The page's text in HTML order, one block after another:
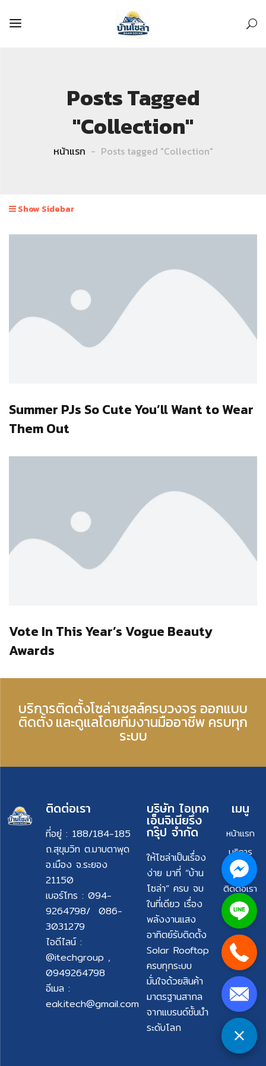
Posts Tagged
"Collection"
หน้าแรก Posts tagged "Collection"
Show Sidebar
Summer PJs So Cute You’ll Want to Wear
Them Out
Vote In This Year’s Vogue Beauty
Awards
บริการติดตั้งโซล่าเซลล์ครบวงจร ออกแบบ
ติดตั้ง และดูแลโดยทีมงานมืออาชีพ ครบทุก
ระบบ
ติดต่อเรา
ที่อยู่ : 188/184-185
ถ.สุขุมวิท ต.มาบตาพุด
อ.เมือง จ.ระยอง
21150
เบอร์โทร : 094-
9264798/ 086-
3031279
ไอดีไลน์ :
@itechgroup ,
0949264798
อีเมล :
eak.itech@gmail.com
บริษัท ไอเทค
เอ็นจิเนียรึ่ง
กรุ๊ป จำกัด
ให้โซล่าเป็นเรื่อง
ง่าย มาที่ “บ้าน
โซล่า” ครบ จบ
ในที่เดียว เรื่อง
พลังงานแสง
อาทิตย์รับติดตั้ง
Solar Rooftop
ครบทุกระบบ
มั่นใจด้วยสินค้า
มาตรฐานสากล
จากแบรนด์ชั้นนำ
ระดับโลก
เมนู
หน้าแรก
บริการ
ผลงาน
ติดต่อเรา